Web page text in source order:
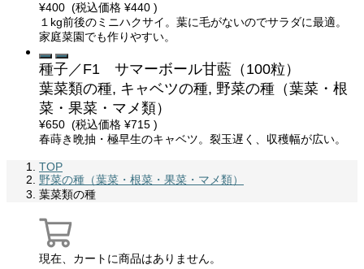
¥400 (税込価格 ¥440 )
１kg前後のミニハクサイ。葉に毛がないのでサラダに最適。
家庭菜園でも作りやすい。
種子／F1 サマーボール甘藍（100粒）
葉菜類の種, キャベツの種, 野菜の種（葉菜・根
菜・果菜・マメ類）
¥650 (税込価格 ¥715 )
春蒔き晩抽・極早生のキャベツ。裂玉遅く、収穫幅が広い。
TOP
野菜の種（葉菜・根菜・果菜・マメ類）
葉菜類の種
現在、カートに商品はありません。